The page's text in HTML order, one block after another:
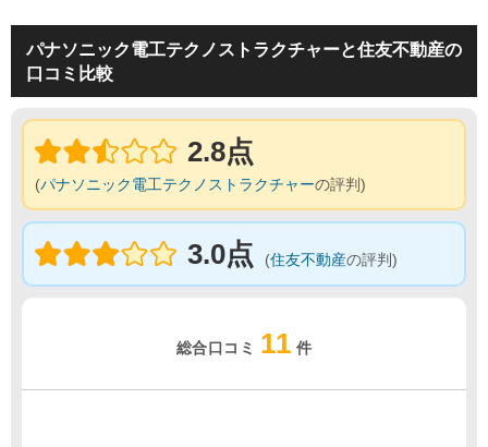
パナソニック電工テクノストラクチャーと住友不動産の
口コミ比較
2.8点
(パナソニック電工テクノストラクチャーの評判)
3.0点 (住友不動産の評判)
総合口コミ 11 件